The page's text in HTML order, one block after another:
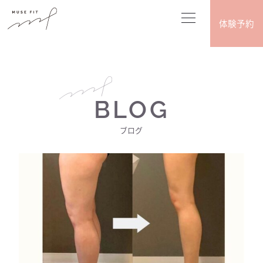
体験予約
BLOG
ブログ